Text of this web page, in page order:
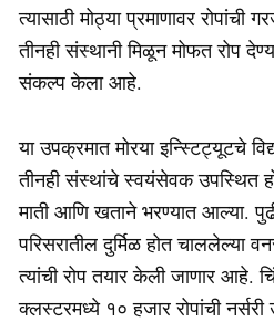
त्यासाठी मोठ्या प्रमाणावर
तीनही संस्थानी मिळून मोफत रोप
संकल्प केला आहे.
या उपक्रमात मोरया इन्स्टिट्यूटचे
तीनही संस्थांचे स्वयंसेवक उपस्थित
माती आणि खताने भरण्यात आल्या.
परिसरातील दुर्मिळ होत चाललेल्या
त्यांची रोप तयार केली जाणार आहे.
क्लस्टरमध्ये १० हजार रोपांची